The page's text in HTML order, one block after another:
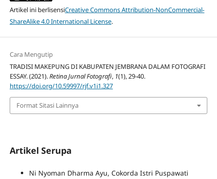
Artikel ini berlisensiCreative Commons Attribution-NonCommercial-
ShareAlike 4.0 International License.
Cara Mengutip
TRADISI MAKEPUNG DI KABUPATEN JEMBRANA DALAM FOTOGRAFI
ESSAY. (2021).Retina Jurnal Fotografi, 1(1), 29-40.
https://doi.org/10.59997/rjf.v1i1.327
Format Sitasi Lainnya
Artikel Serupa
Ni Nyoman Dharma Ayu, Cokorda Istri Puspawati